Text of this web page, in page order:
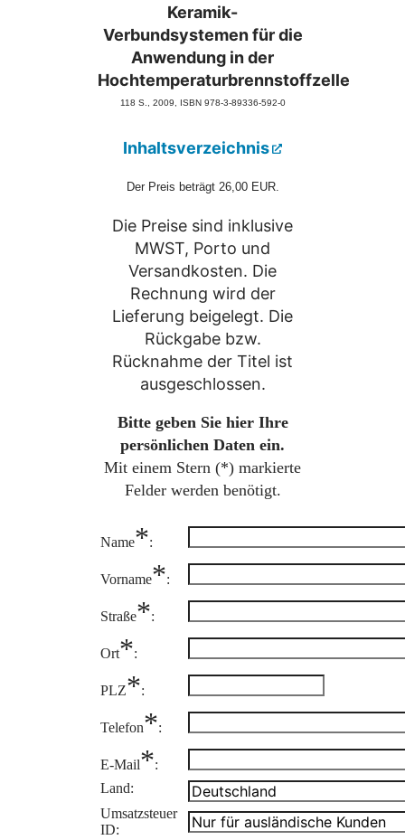
Keramik-
Verbundsystemen für die
Anwendung in der
Hochtemperaturbrennstoffzelle
118 S., 2009 , ISBN 978-3-89336-592-0
Inhaltsverzeichnis
Der Preis beträgt 26,00 EUR.
Die Preise sind inklusive
MWST, Porto und
Versandkosten. Die
Rechnung wird der
Lieferung beigelegt. Die
Rückgabe bzw.
Rücknahme der Titel ist
ausgeschlossen.
Bitte geben Sie hier Ihre
persönlichen Daten ein.
Mit einem Stern (*) markierte
Felder werden benötigt.
Name*:
Vorname*:
Straße*:
Ort*:
PLZ*:
Telefon*:
E-Mail*:
Land:
Umsatzsteuer
ID: